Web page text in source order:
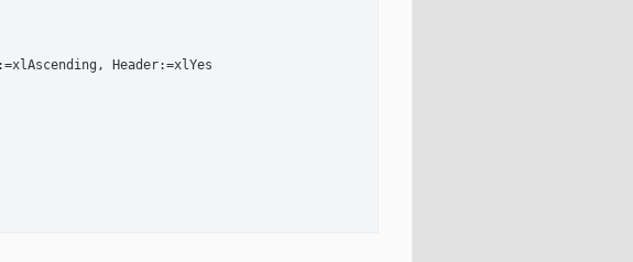
Header:=xlYes